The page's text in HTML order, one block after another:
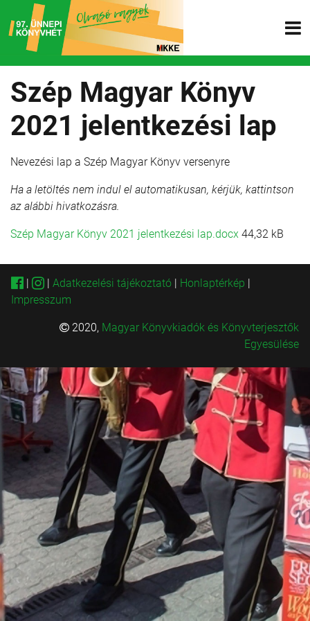
Szép Magyar Könyv
2021 jelentkezési lap
Nevezési lap a Szép Magyar Könyv versenyre
Ha a letöltés nem indul el automatikusan, kérjük, kattintson
az alábbi hivatkozásra.
Szép Magyar Könyv 2021 jelentkezési lap.docx 44,32 kB
| | Adatkezelési tájékoztató | Honlaptérkép |
Impresszum
2020, Magyar Könyvkiadók és Könyvterjesztők
Egyesülése